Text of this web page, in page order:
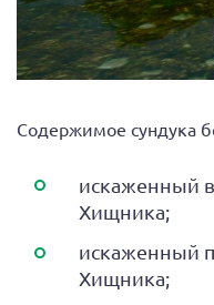
Содержимое сундука
искаженный
Хищника;
искаженный
Хищника;